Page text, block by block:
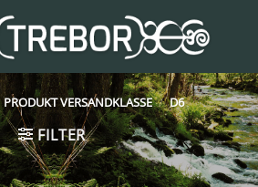
PRODUKT VERSANDKLASSE / D6
FILTER